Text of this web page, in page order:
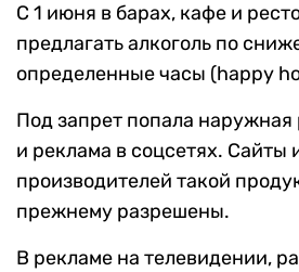
С 1 июня в барах, кафе и
предлагать алкоголь по
определенные часы (happy
Под запрет попала наружная
и реклама в соцсетях. Сайты
производителей такой
прежнему разрешены.
В рекламе на телевидении,